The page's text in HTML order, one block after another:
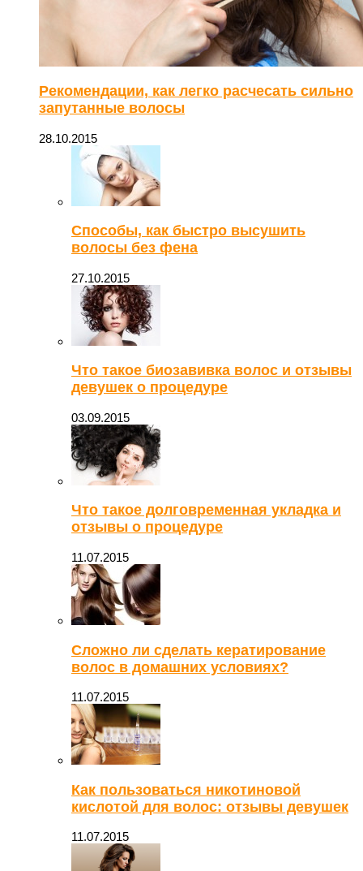
Рекомендации, как легко расчесать сильно
запутанные волосы
28.10.2015
Способы, как быстро высушить
волосы без фена
27.10.2015
Что такое биозавивка волос и отзывы
девушек о процедуре
03.09.2015
Что такое долговременная укладка и
отзывы о процедуре
11.07.2015
Сложно ли сделать кератирование
волос в домашних условиях?
11.07.2015
Как пользоваться никотиновой
кислотой для волос: отзывы девушек
11.07.2015